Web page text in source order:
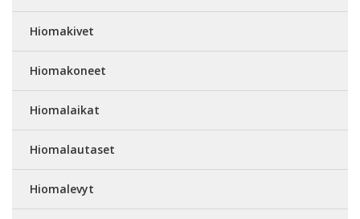
Hiomakivet
Hiomakoneet
Hiomalaikat
Hiomalautaset
Hiomalevyt